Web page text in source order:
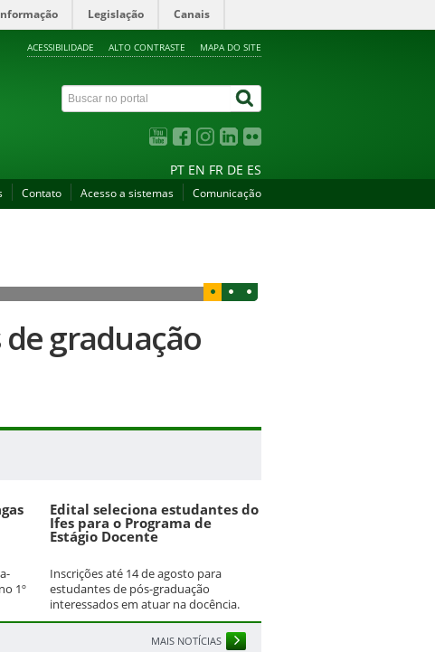
Legislação Canais
ACESSIBILIDADE ALTO CONTRASTE MAPA DO SITE
PT EN FR DE ES
Contato Acesso a sistemas Comunicação
de graduação
1º
Edital seleciona estudantes do
Ifes para o Programa de
Estágio Docente
Inscrições até 14 de agosto para
estudantes de pós-graduação
interessados em atuar na docência.
MAIS NOTÍCIAS